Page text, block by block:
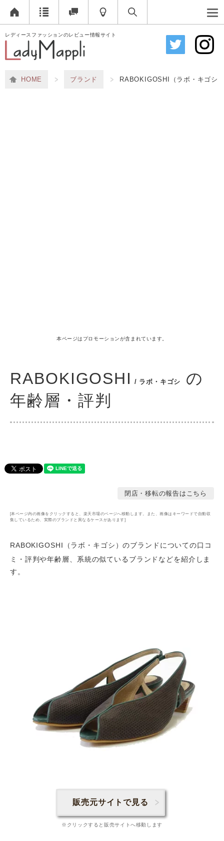
レディースファッションのレビュー情報サイト
HOME ブランド RABOKIGOSHI（ラボ・キゴシ
本ページはプロモーションが含まれています。
RABOKIGOSHI / ラボ・キゴシ
の
年齢層・評判
閉店・移転の報告はこちら
[本ページ内の画像をクリックすると、楽天市場のページへ移動します。また、画像はキーワードで自動収
集しているため、実際のブランドと異なるケースがあります]
RABOKIGOSHI（ラボ・キゴシ）のブランドについての口コ
ミ・評判や年齢層
、系統の似ているブランドなどを紹介しま
す。
販売元サイトで見る
※クリックすると販売サイトへ移動します